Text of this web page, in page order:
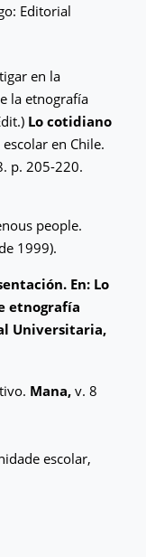
Editorial
en la
la etnografía
Lo cotidiano
en Chile.
p. 205-220.
people.
1999).
En: Lo
etnografía
Universitaria,
Mana, v. 8
escolar,